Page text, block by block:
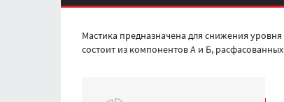
Мастика предназначена для снижения
состоит из компонентов А и Б,